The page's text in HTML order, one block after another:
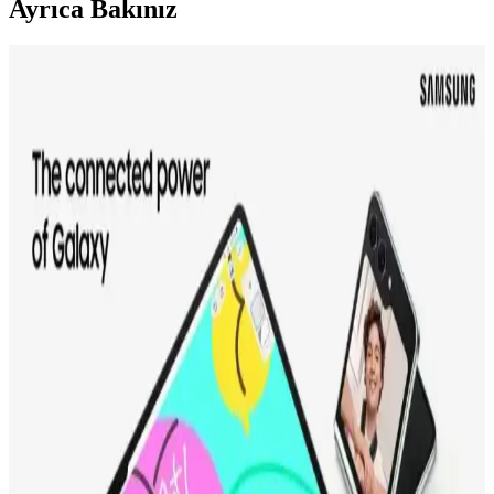
Ayrıca Bakınız
Samsung 75DU8000 4K Ultra HD Televizyonu:
Geniş Ekran ve Yüksek Çözünürlük Özellikleriyle
Samsung 75DU8000, 75 inç 4K Ultra HD ekranıyla detaylı ve canlı
görüntüler sunar. Modern tasarımı ve akıllı özellikleriyle ev
eğlencesini yeni seviyeye taşır.
Akıllı Ultra HD Televizyonlar: Yüksek Çözünürlük
ve Akıllı Özellikler Rehberi
Akıllı Ultra HD televizyonlar, yüksek çözünürlük ve entegre akıllı
özellikleriyle evde eğlenceyi yeni seviyeye taşıyor. Geniş içerik
erişimi ve gelişmiş teknolojileriyle öne çıkıyor.
Samsung 75 İnç Akıllı Televizyonları: Geniş Ekran
ve Gelişmiş Özellikler
Samsung'un 75 inç akıllı televizyonları, yüksek çözünürlük ve
gelişmiş özellikleriyle evinizde sinema keyfi sunar. Akıllı platform